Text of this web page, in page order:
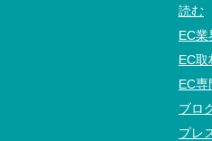
読む
EC業
EC取
EC専
ブロ
プレ